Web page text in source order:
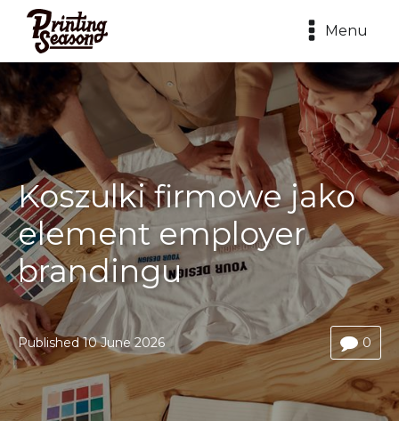
Menu
Koszulki firmowe jako
element employer
brandingu
Published10 June 2026 0